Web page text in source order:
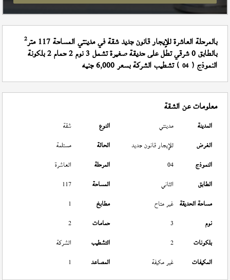
بالمرحلة العاشرة للإيجار قانون جديد شقة في مدينتي المساحة 117 متر 2
بالطابق 0 شرقي تطل على حديقة صغيرة تشمل 3 نوم 2 حمام 2 بلكونة
النموذج (04 ) تشطيب الشركة بسعر 6,000 جنيه
معلومات عن الشقة
المدينة مدينتي النوع
شقة
الغرض
للإيجار قانون جديد الحالة
مستلمة
النموذج
04 المرحلة
العاشرة
الطابق
الثاني المساحة
117
مساحة الحديقة غير متاح مطابخ
1
نوم
3 حمامات
2
بلكونات
2 التشطيب
الشركة
المكيفات
غير مكيفة المصاعد 1